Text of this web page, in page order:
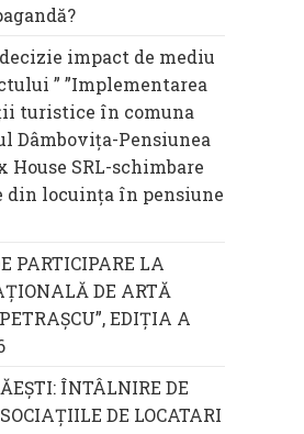
impact de mediu
” ”Implementarea
turistice în comuna
Dâmbovița-Pensiunea
House SRL-schimbare
din locuința în pensiune
PARTICIPARE LA
DE ARTĂ
EDIŢIA A
ÎNTÂLNIRE DE
DE LOCATARI